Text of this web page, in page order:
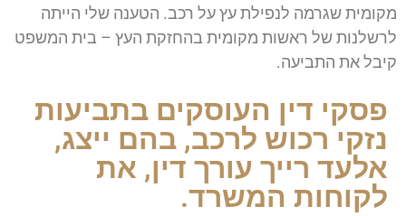
מקומית שגרמה לנפילת עץ על רכב. הטענה שלי הייתה
לרשלנות של ראשות מקומית בהחזקת העץ – בית המשפט
קיבל את התביעה.
פסקי דין העוסקים בתביעות
נזקי רכוש לרכב, בהם ייצג,
אלעד רייך עורך דין, את
לקוחות המשרד.